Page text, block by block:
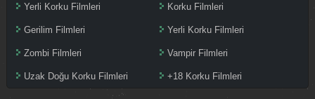
Yerli Korku Filmleri Korku Filmleri
Gerilim Filmleri Yerli Korku Filmleri
Zombi Filmleri Vampir Filmleri
Uzak Doğu Korku Filmleri +18 Korku Filmleri